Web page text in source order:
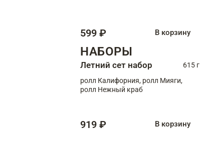
599 ₽ В корзину
НАБОРЫ
Летний сет набор
615 г
ролл Калифорния, ролл Мияги,
ролл Нежный краб
919 ₽ В корзину